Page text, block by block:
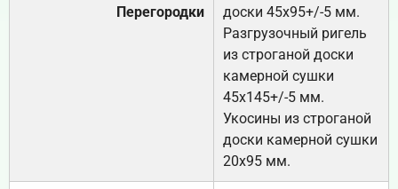
Перегородки
доски 45х95+/-5 мм.
Разгрузочный ригель
из строганой доски
камерной сушки
45х145+/-5 мм.
Укосины из строганой
доски камерной сушки
20х95 мм.